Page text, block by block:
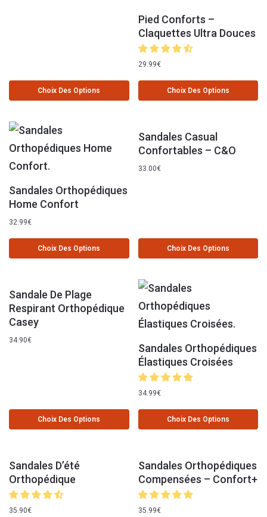
Choix Des Options
Pied Conforts –
Claquettes Ultra Douces
29.99€
Choix Des Options
Sandales Orthopédiques
Home Confort
32.99€
Choix Des Options
Sandales Casual
Confortables – C&O
33.00€
Choix Des Options
Sandale De Plage
Respirant Orthopédique
Casey
34.90€
Choix Des Options
Sandales Orthopédiques
Élastiques Croisées
34.99€
Choix Des Options
Sandales D’été
Orthopédique
35.90€
Sandales Orthopédiques
Compensées – Confort+
35.99€